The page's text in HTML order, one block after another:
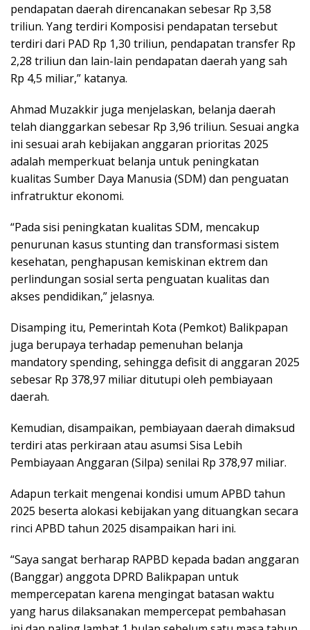
pendapatan daerah direncanakan sebesar Rp 3,58
triliun. Yang terdiri Komposisi pendapatan tersebut
terdiri dari PAD Rp 1,30 triliun, pendapatan transfer Rp
2,28 triliun dan lain-lain pendapatan daerah yang sah
Rp 4,5 miliar,” katanya.
Ahmad Muzakkir juga menjelaskan, belanja daerah
telah dianggarkan sebesar Rp 3,96 triliun. Sesuai angka
ini sesuai arah kebijakan anggaran prioritas 2025
adalah memperkuat belanja untuk peningkatan
kualitas Sumber Daya Manusia (SDM) dan penguatan
infratruktur ekonomi.
“Pada sisi peningkatan kualitas SDM, mencakup
penurunan kasus stunting dan transformasi sistem
kesehatan, penghapusan kemiskinan ektrem dan
perlindungan sosial serta penguatan kualitas dan
akses pendidikan,” jelasnya.
Disamping itu, Pemerintah Kota (Pemkot) Balikpapan
juga berupaya terhadap pemenuhan belanja
mandatory spending, sehingga defisit di anggaran 2025
sebesar Rp 378,97 miliar ditutupi oleh pembiayaan
daerah.
Kemudian, disampaikan, pembiayaan daerah dimaksud
terdiri atas perkiraan atau asumsi Sisa Lebih
Pembiayaan Anggaran (Silpa) senilai Rp 378,97 miliar.
Adapun terkait mengenai kondisi umum APBD tahun
2025 beserta alokasi kebijakan yang dituangkan secara
rinci APBD tahun 2025 disampaikan hari ini.
“Saya sangat berharap RAPBD kepada badan anggaran
(Banggar) anggota DPRD Balikpapan untuk
mempercepatan karena mengingat batasan waktu
yang harus dilaksanakan mempercepat pembahasan